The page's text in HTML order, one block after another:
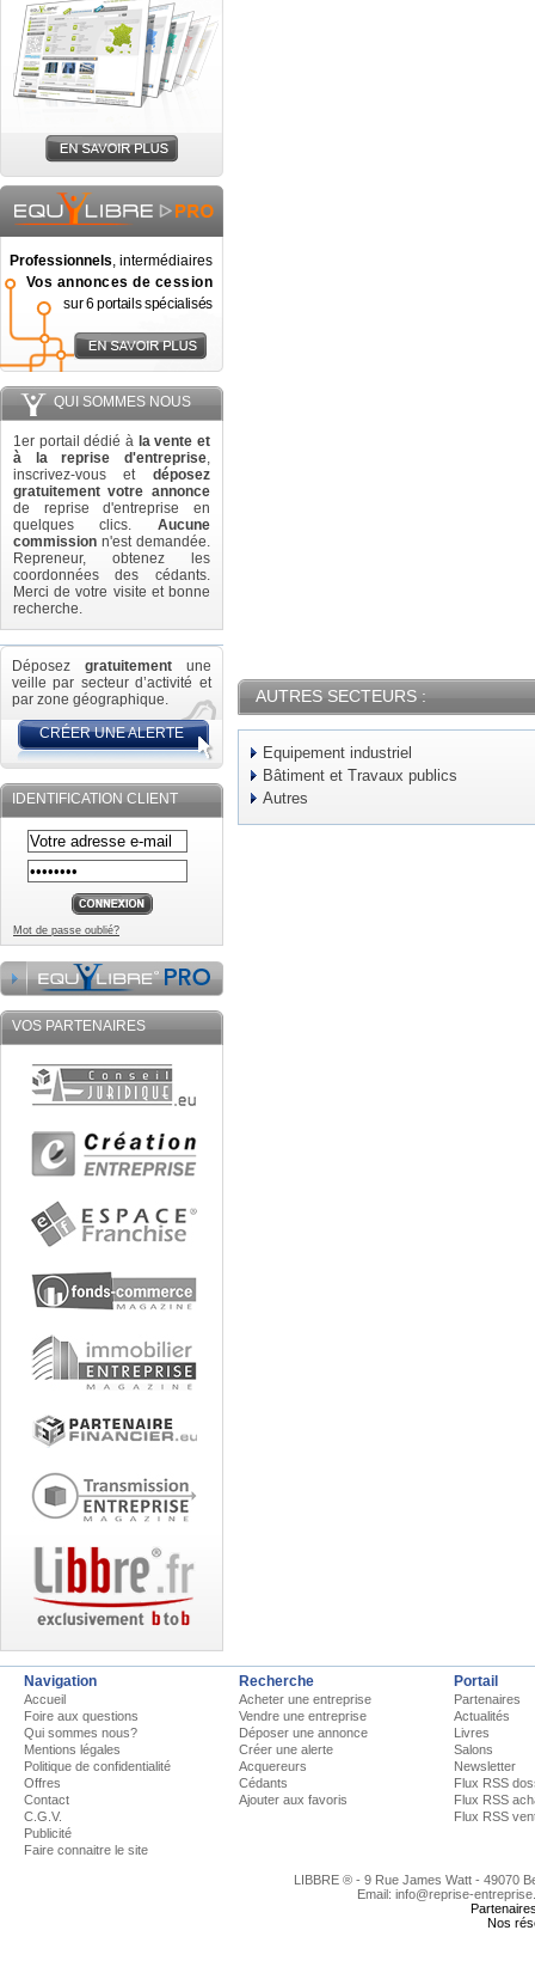
Professionnels, intermédiaires
Vos annonces de cession
sur 6 portails spécialisés
QUI SOMMES NOUS
1er portail dédié à la vente et
à la reprise d'entreprise,
inscrivez-vous et déposez
gratuitement votre annonce
de reprise d'entreprise en
quelques clics. Aucune
commission n'est demandée.
Repreneur, obtenez les
coordonnées des cédants.
Merci de votre visite et bonne
recherche.
Déposez gratuitement une
veille par secteur d’activité et
par zone géographique.
CRÉER UNE ALERTE
IDENTIFICATION CLIENT
Mot de passe oublié?
VOS PARTENAIRES
AUTRES SECTEURS :
Equipement industriel
Bâtiment et Travaux publics
Autres
Navigation
Accueil
Foire aux questions
Qui sommes nous?
Mentions légales
Politique de confidentialité
Offres
Contact
C.G.V.
Publicité
Faire connaitre le site
Recherche
Acheter une entreprise
Vendre une entreprise
Déposer une annonce
Créer une alerte
Acquereurs
Cédants
Ajouter aux favoris
Portail
Partenaires
Actualités
Livres
Salons
Newsletter
Flux RSS
Flux RSS
Flux RSS
LIBBRE ® - 9 Rue James Watt - 49070
Email: info@reprise-
Nos